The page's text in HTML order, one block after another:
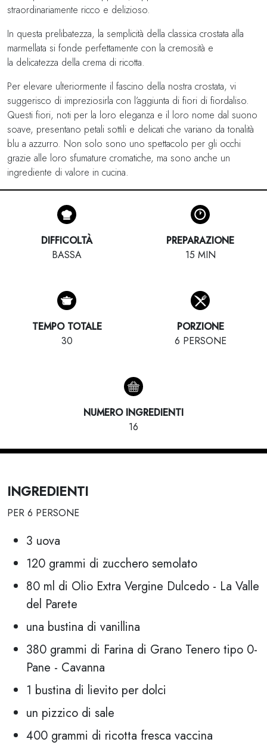
straordinariamente ricco e delizioso.
In questa prelibatezza, la semplicità della classica crostata alla
marmellata si fonde perfettamente con la cremosità e
la delicatezza della crema di ricotta.
Per elevare ulteriormente il fascino della nostra crostata, vi
suggerisco di impreziosirla con l’aggiunta di fiori di fiordaliso.
Questi fiori, noti per la loro eleganza e il loro nome dal suono
soave, presentano petali sottili e delicati che variano da tonalità
blu a azzurro. Non solo sono uno spettacolo per gli occhi
grazie alle loro sfumature cromatiche, ma sono anche un
ingrediente di valore in cucina.
DIFFICOLTÀ
BASSA
PREPARAZIONE
15 MIN
TEMPO TOTALE
30
PORZIONE
6 PERSONE
NUMERO INGREDIENTI
16
INGREDIENTI
PER 6 PERSONE
3 uova
120 grammi di zucchero semolato
80 ml di Olio Extra Vergine Dulcedo - La Valle
del Parete
una bustina di vanillina
380 grammi di Farina di Grano Tenero tipo 0-
Pane - Cavanna
1 bustina di lievito per dolci
un pizzico di sale
400 grammi di ricotta fresca vaccina